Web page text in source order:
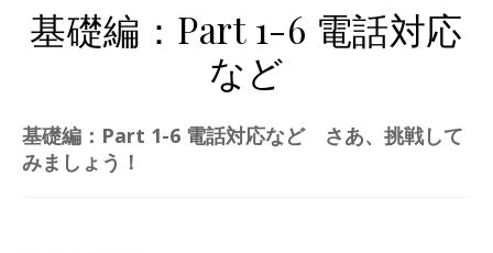
基礎編：Part 1-6 電話対応
など
基礎編：Part 1-6 電話対応など さあ、挑戦して
みましょう！